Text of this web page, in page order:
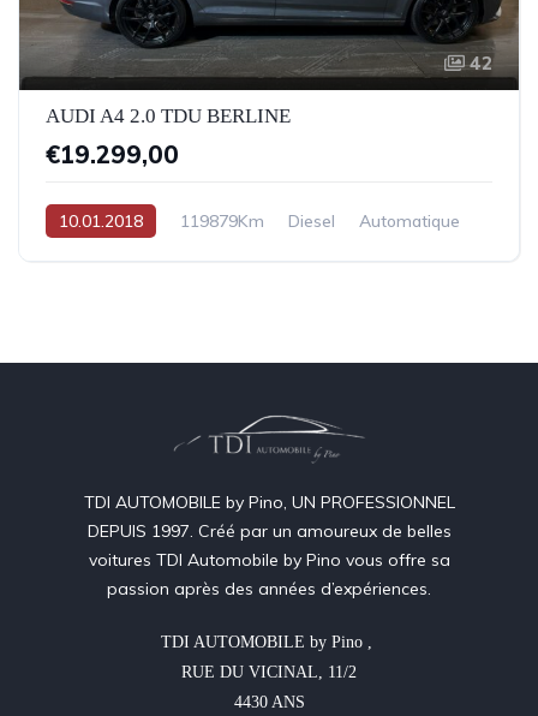
42
AUDI A4 2.0 TDU BERLINE
€19.299,00
10.01.2018 119879Km Diesel Automatique
TDI AUTOMOBILE by Pino, UN PROFESSIONNEL
DEPUIS 1997. Créé par un amoureux de belles
voitures TDI Automobile by Pino vous offre sa
passion après des années d’expériences.
TDI AUTOMOBILE by Pino ,
RUE DU VICINAL, 11/2
4430 ANS